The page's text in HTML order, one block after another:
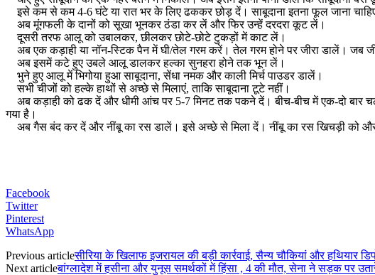
इसे कम से कम 4-6 घंटे या रात भर के लिए ढककर छोड़ दें। साबूदाना इतना फूल जाना
अब मूंगफली के दानों को सूखा भूनकर ठंडा कर लें और फिर उन्हें दरदरा कूट लें।
दूसरी तरफ आलू को उबालकर, छीलकर छोटे-छोटे टुकड़ों में काट लें।
अब एक कड़ाही या नॉन-स्टिक पैन में घी/तेल गरम करें। तेल गरम होने पर जीरा डालें।
अब इसमें कटे हुए उबले आलू डालकर हल्का सुनहरा होने तक भून लें।
भुने हुए आलू में भिगोया हुआ साबूदाना, सेंधा नमक और काली मिर्च पाउडर डालें।
सभी चीजों को हल्के हाथों से अच्छे से मिलाएं, ताकि साबूदाना टूटे नहीं।
अब कड़ाही को ढक दें और धीमी आंच पर 5-7 मिनट तक पकने दें। बीच-बीच में एक-दो बार
गया है।
अब गैस बंद कर दें और नींबू का रस डालें। इसे अच्छे से मिला दें। नींबू का रस खिचड़ी को और
Facebook
Twitter
Pinterest
WhatsApp
Previous articleसीरिया के खिलाफ इजरायल की बड़ी कार्रवाई, सैन्य चौकियां और हथियार
Next articleबांग्लादेश में हसीना और युनूस समर्थकों में हिंसा , 4 की मौत, सेना ने सड़क पर